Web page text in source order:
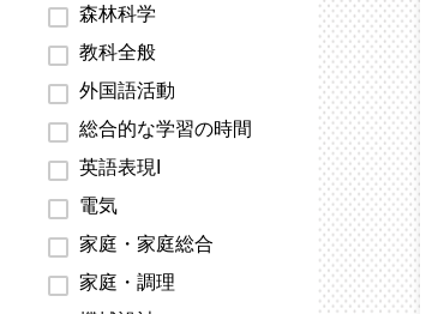
森林科学
教科全般
外国語活動
総合的な学習の時間
英語表現I
電気
家庭・家庭総合
家庭・調理